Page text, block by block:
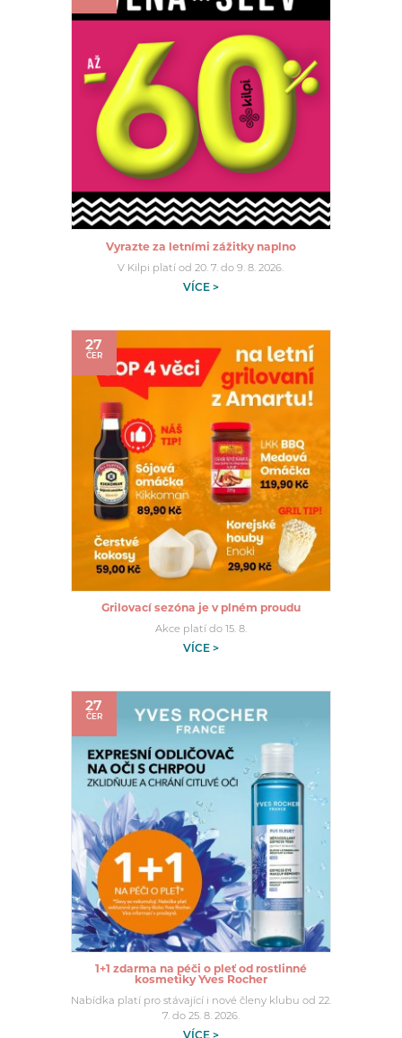
Vyrazte za letními zážitky naplno
V Kilpi platí od 20. 7. do 9. 8. 2026.
VÍCE >
27
ČER
Grilovací sezóna je v plném proudu
Akce platí do 15. 8.
VÍCE >
27
ČER
1+1 zdarma na péči o pleť od rostlinné
kosmetiky Yves Rocher
Nabídka platí pro stávající i nové členy klubu od 22.
7. do 25. 8. 2026.